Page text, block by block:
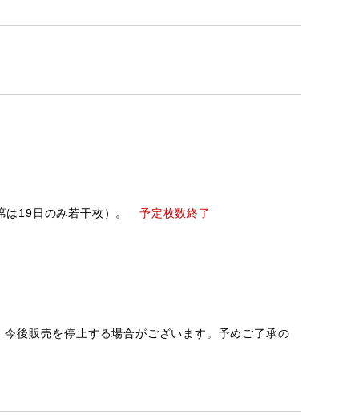
は19日のみ若干枚）。 予定枚数終了
後販売を停止する場合がございます。予めご了承の